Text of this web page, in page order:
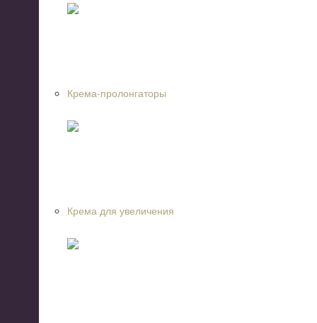
Крема-пролонгаторы
Крема для увеличения